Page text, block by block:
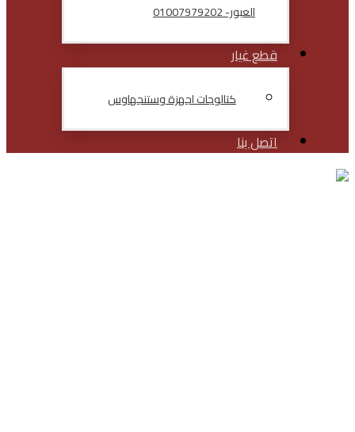
العبور- 01007979202
قطع غيار
كتالوجات اجهزة وستنجهاوس
اتصل بنا